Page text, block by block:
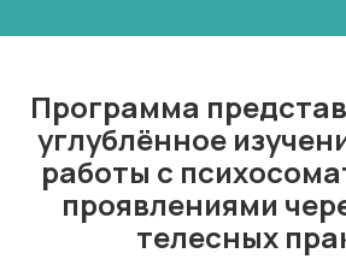
Программа
углублённое
работы с
проявлениями
телесных